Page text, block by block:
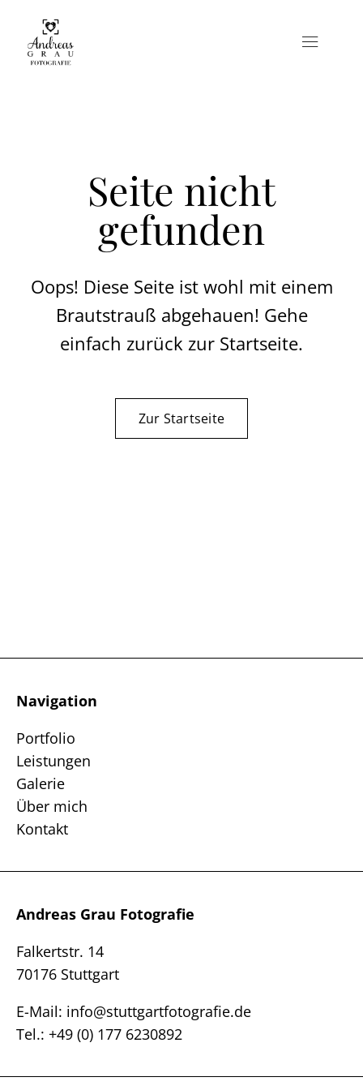
Inhalt
springen
Seite nicht
gefunden
Oops! Diese Seite ist wohl mit einem
Brautstrauß abgehauen! Gehe
einfach zurück zur Startseite.
Zur Startseite
Andreas Grau Fotografie
Falkertstr. 14
70176 Stuttgart
E-Mail: info@stuttgartfotografie.de
Tel.: +49 (0) 177 6230892
Navigation
Portfolio
Leistungen
Galerie
Über mich
Kontakt